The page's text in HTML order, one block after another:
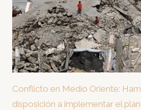
Conflicto en Medio Oriente:
disposición a implementar el